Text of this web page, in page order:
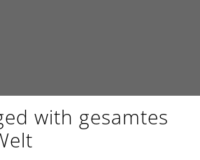
with gesamtes